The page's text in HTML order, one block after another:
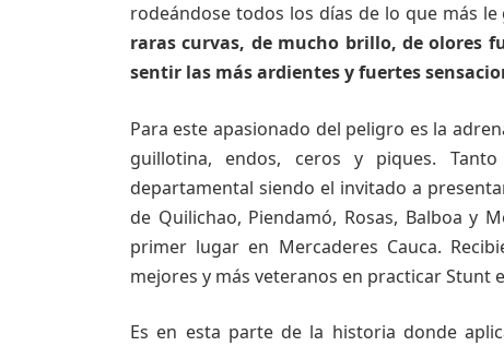
rodeándose todos los días de lo que más le
raras curvas, de mucho brillo, de olores
sentir las más ardientes y fuertes
Para este apasionado del peligro es la
guillotina, endos, ceros y piques.
departamental siendo el invitado a
de Quilichao, Piendamó, Rosas, Balboa y
primer lugar en Mercaderes Cauca.
mejores y más veteranos en practicar Stunt
Es en esta parte de la historia donde